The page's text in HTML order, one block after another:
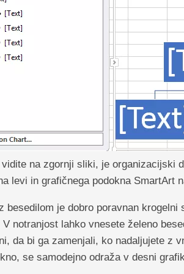
na zgornji sliki, je organizacijski
levi in ​​grafičnega podokna SmartArt
besedilom je dobro poravnan
notranjost lahko vnesete želeno
da bi ga zamenjali, ko nadaljujete z
se samodejno odraža v desni